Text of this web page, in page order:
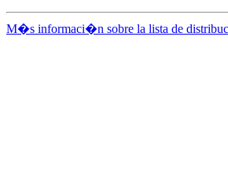
M�s informaci�n sobre la lista de